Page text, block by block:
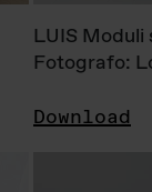
LUIS Moduli
Fotografo:
Download